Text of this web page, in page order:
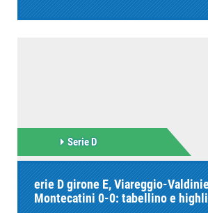
Serie D
erie D girone E, Viareggio-
Montecatini 0-0: tabellino e